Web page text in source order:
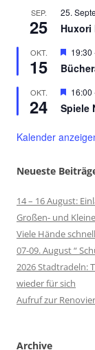
SEP.
25
25.
Huxori
OKT.
15
19:30
OKT.
24
16:00
Spiele
Kalender
Neueste
14 – 16 August:
Großen- und
Viele Hände
07-09. August “
2026 Stadtradeln:
wieder für sich
Aufruf zur
Archive